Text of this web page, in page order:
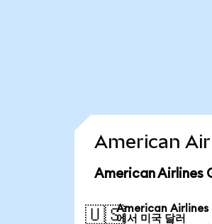
American
American Airlines
🇺🇸American Airlines
에서 미국 달러